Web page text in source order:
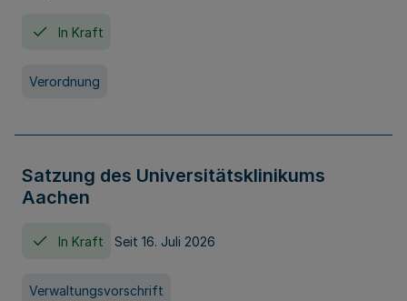
In Kraft
Verordnung
Satzung des Universitätsklinikums
Aachen
In Kraft Seit 16. Juli 2026
Verwaltungsvorschrift